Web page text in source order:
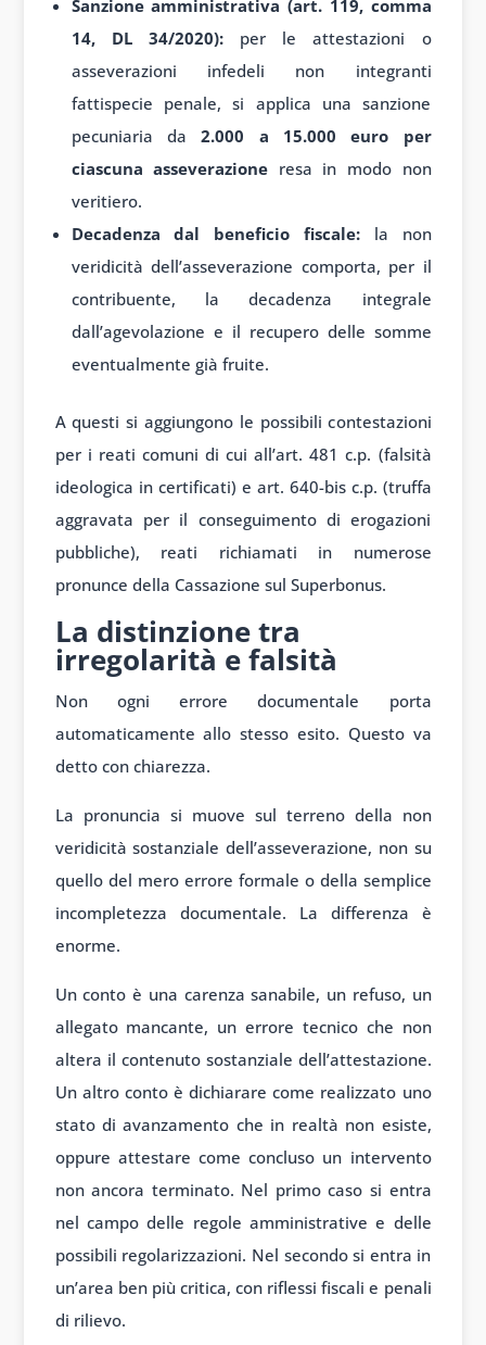
Sanzione amministrativa (art. 119, comma
14, DL 34/2020):per le attestazioni o
asseverazioni infedeli non integranti
fattispecie penale, si applica una sanzione
pecuniaria da2.000 a 15.000 euro per
ciascuna asseverazione resa in modo non
veritiero.
Decadenza dal beneficio fiscale:la non
veridicità dell’asseverazione comporta, per il
contribuente, la decadenza integrale
dall’agevolazione e il recupero delle somme
eventualmente già fruite.
A questi si aggiungono le possibili contestazioni
per i reati comuni di cui all’art. 481 c.p. (falsità
ideologica in certificati) e art. 640-bis c.p. (truffa
aggravata per il conseguimento di erogazioni
pubbliche), reati richiamati in numerose
pronunce della Cassazione sul Superbonus.
La distinzione tra
irregolarità e falsità
Non ogni errore documentale porta
automaticamente allo stesso esito. Questo va
detto con chiarezza.
La pronuncia si muove sul terreno della non
veridicità sostanziale dell’asseverazione, non su
quello del mero errore formale o della semplice
incompletezza documentale. La differenza è
enorme.
Un conto è una carenza sanabile, un refuso, un
allegato mancante, un errore tecnico che non
altera il contenuto sostanziale dell’attestazione.
Un altro conto è dichiarare come realizzato uno
stato di avanzamento che in realtà non esiste,
oppure attestare come concluso un intervento
non ancora terminato. Nel primo caso si entra
nel campo delle regole amministrative e delle
possibili regolarizzazioni. Nel secondo si entra in
un’area ben più critica, con riflessi fiscali e penali
di rilievo.